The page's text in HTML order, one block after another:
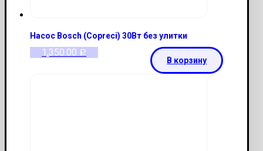
Насос Bosch (Copreci) 30Вт без улитки
1,350.00 Р
В корзину